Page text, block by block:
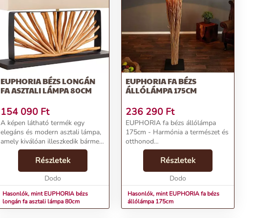
EUPHORIA BÉZS LONGÁN
FA ASZTALI LÁMPA 80CM
154 090 Ft
A képen látható termék egy
elegáns és modern asztali lámpa,
amely kiválóan illeszkedik bármely
otthon vagy iroda dekorációjához.
Az asztali lámpa különleges
kialakítása magában foglal egy
Részletek
Dodo
Hasonlók, mint EUPHORIA bézs
longán fa asztali lámpa 80cm
EUPHORIA FA BÉZS
ÁLLÓLÁMPA 175CM
236 290 Ft
EUPHORIA fa bézs állólámpa
175cm - Harmónia a természet és
otthonod
között!Termékjellemzők:Név:
EUPHORIA fa bézs állólámpa
175cmÁr: 202390 FtMárka:
InvictaKategória: Állólámpa, fali
Részletek
Dodo
Hasonlók, mint EUPHORIA fa bézs
állólámpa 175cm